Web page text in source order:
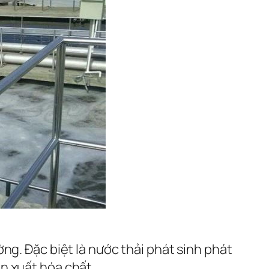
Đặc biệt là nước thải phát sinh phát